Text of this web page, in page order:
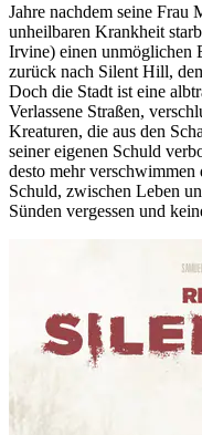
Jahre nachdem seine
unheilbaren Krankheit
Irvine) einen unmöglichen
zurück nach Silent Hill,
Doch die Stadt ist eine
Verlassene Straßen,
Kreaturen, die aus den
seiner eigenen Schuld
desto mehr
Schuld, zwischen Leben
Sünden vergessen und